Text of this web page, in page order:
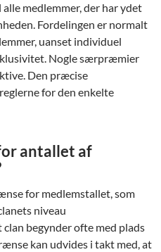
medlemmer, der har ydet
Fordelingen er normalt
uanset individuel
Nogle særpræmier
Den præcise
for den enkelte
antallet af
for medlemstallet, som
niveau
clan begynder ofte med plads
kan udvides i takt med, at